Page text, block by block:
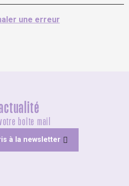
une erreur
boîte mail
à la newsletter